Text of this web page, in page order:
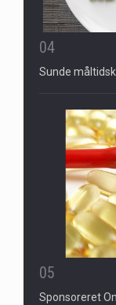
04
Sunde
05
Sponsoreret